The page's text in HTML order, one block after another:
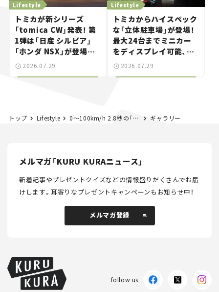
トミカが新シリーズ
「tomica CW」発表！ 第
1弾は「日産 シルビア」
「ホンダ NSX」が登場。
世界が注目す
Lifestyle
2026.07.29
トミカからハイスペック
な「立体駐車場」が登場！
最大24台までミニカー
をディスプレイ可能、特
別な「日産 GT-R
Lifestyle
2026.07.29
トップ Lifestyle 0～100km/h 2.8秒の「爆風」体験！ 日本初のフォーミュラEを記念し、日産が銀座で特別イベント ギャラリー
メルマガ「KURU KURAニュース」
新着記事やプレゼントクイズなどの情報盛りだくさんでお届
けします。耳寄りなプレゼントキャンペーンもお知らせ中！
メルマガ登録
follow us